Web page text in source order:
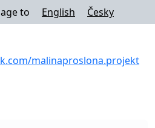
to English Česky
malinaproslona.projekt